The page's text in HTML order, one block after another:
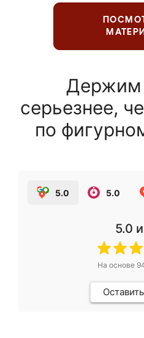
Держим
серьезнее,
по
5.0 5.0
5.0
На основе